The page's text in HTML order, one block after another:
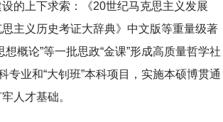
的上下求索：《20世纪马克思主义发展
主义历史考证大辞典》中文版等重量级著
概论”等一批思政“金课”形成高质量哲学社
专业和“大钊班”本科项目，实施本硕博贯通
人才基础。